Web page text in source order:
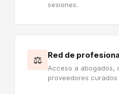
sesiones.
⚖️ Red de
Acceso a abogados,
proveedores